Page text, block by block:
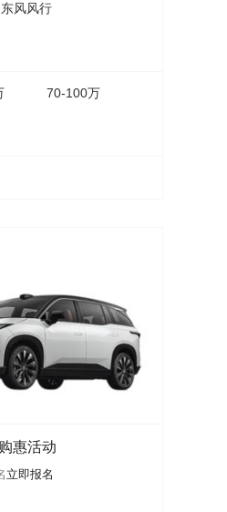
东风风行
70-100万
惠活动
立即报名